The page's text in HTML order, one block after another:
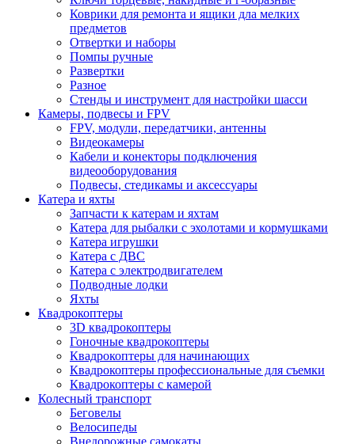
Коврики для ремонта и ящики дла мелких
предметов
Отвертки и наборы
Помпы ручные
Развертки
Разное
Стенды и инструмент для настройки шасси
Камеры, подвесы и FPV
FPV, модули, передатчики, антенны
Видеокамеры
Кабели и конекторы подключения
видеооборудования
Подвесы, стедикамы и аксессуары
Катера и яхты
Запчасти к катерам и яхтам
Катера для рыбалки с эхолотами и кормушками
Катера игрушки
Катера с ДВС
Катера с электродвигателем
Подводные лодки
Яхты
Квадрокоптеры
3D квадрокоптеры
Гоночные квадрокоптеры
Квадрокоптеры для начинающих
Квадрокоптеры профессиональные для съемки
Квадрокоптеры с камерой
Колесный транспорт
Беговелы
Велосипеды
Внедорожные самокаты